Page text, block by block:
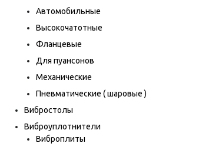
Автомобильные
Высокочатотные
Фланцевые
Для пуансонов
Механические
Пневматические ( шаровые )
Вибростолы
Виброуплотнители
Виброплиты